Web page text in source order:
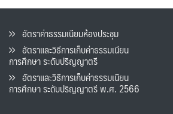
อัตราค่าธรรมเนียมห้องประชุม
อัตราและวิธีการเก็บค่าธรรมเนียน
การศึกษา ระดับปริญญาตรี
อัตราและวิธีการเก็บค่าธรรมเนียน
การศึกษา ระดับปริญญาตรี พ.ศ. 2566